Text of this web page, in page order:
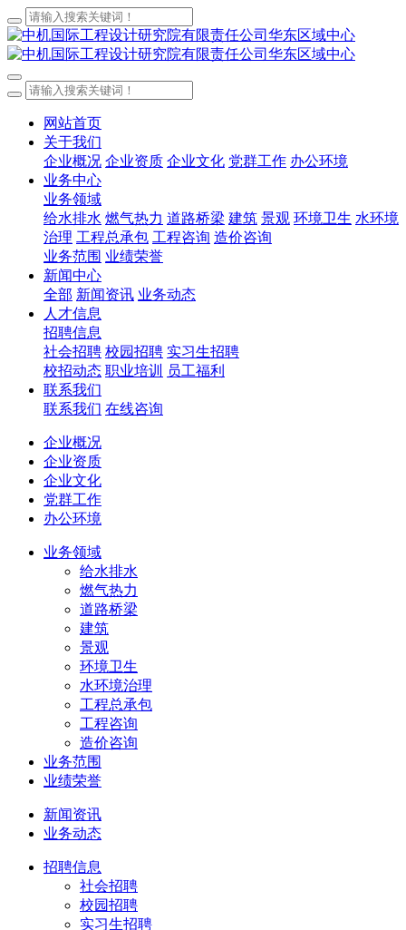
网站首页
关于我们
企业概况 企业资质 企业文化 党群工作 办公环境
业务中心
业务领域
给水排水 燃气热力 道路桥梁 建筑 景观 环境卫生 水环境
治理 工程总承包 工程咨询 造价咨询
业务范围 业绩荣誉
新闻中心
全部 新闻资讯 业务动态
人才信息
招聘信息
社会招聘 校园招聘 实习生招聘
校招动态 职业培训
员工福利
联系我们
联系我们 在线咨询
企业概况
企业资质
企业文化
党群工作
办公环境
业务领域
给水排水
燃气热力
道路桥梁
建筑
景观
环境卫生
水环境治理
工程总承包
工程咨询
造价咨询
业务范围
业绩荣誉
新闻资讯
业务动态
招聘信息
社会招聘
校园招聘
实习生招聘